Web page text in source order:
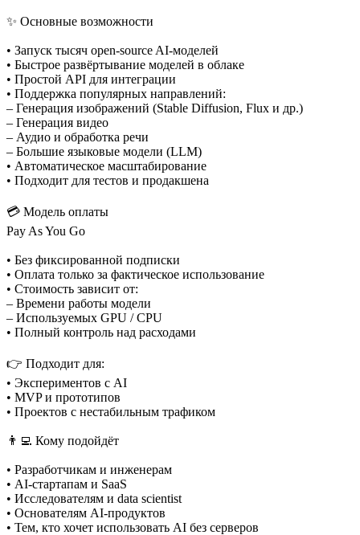
✨ Основные возможности
• Запуск тысяч open-source AI-моделей
• Быстрое развёртывание моделей в облаке
• Простой API для интеграции
• Поддержка популярных направлений:
– Генерация изображений (Stable Diffusion, Flux и др.)
– Генерация видео
– Аудио и обработка речи
– Большие языковые модели (LLM)
• Автоматическое масштабирование
• Подходит для тестов и продакшена
💳 Модель оплаты
Pay As You Go
• Без фиксированной подписки
• Оплата только за фактическое использование
• Стоимость зависит от:
– Времени работы модели
– Используемых GPU / CPU
• Полный контроль над расходами
👉 Подходит для:
• Экспериментов с AI
• MVP и прототипов
• Проектов с нестабильным трафиком
👨‍💻 Кому подойдёт
• Разработчикам и инженерам
• AI-стартапам и SaaS
• Исследователям и data scientist
• Основателям AI-продуктов
• Тем, кто хочет использовать AI без серверов